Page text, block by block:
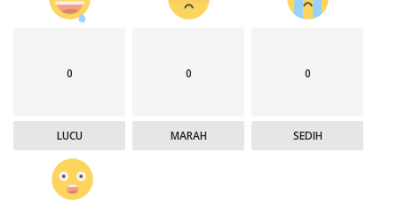
0
LUCU
0
MARAH
0
SEDIH